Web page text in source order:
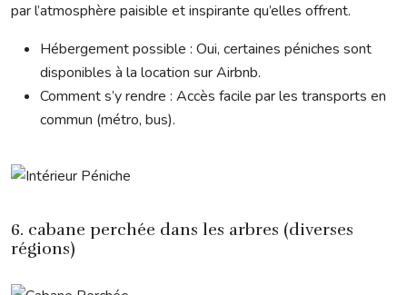
par l’atmosphère paisible et inspirante qu’elles offrent.
Hébergement possible : Oui, certaines péniches sont
disponibles à la location sur Airbnb.
Comment s’y rendre : Accès facile par les transports en
commun (métro, bus).
6. cabane perchée dans les arbres (diverses
régions)